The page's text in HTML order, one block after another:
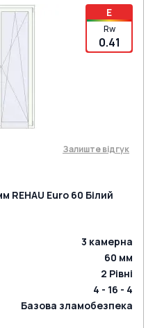
E
Rw
0.41
Залиште відгук
REHAU Euro 60 Білий
3 камерна
60 мм
2 Рівні
4 - 16 - 4
Базова зламобезпека